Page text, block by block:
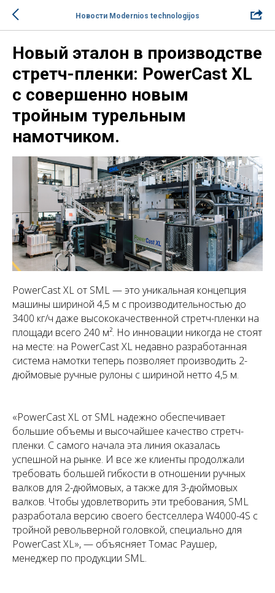
Новости Modernios technologijos
Новый эталон в производстве
стретч-пленки: PowerCast XL
с совершенно новым
тройным турельным
намотчиком.
PowerCast XL от SML — это уникальная концепция
машины шириной 4,5 м с производительностью до
3400 кг/ч даже высококачественной стретч-пленки на
площади всего 240 м². Но инновации никогда не стоят
на месте: на PowerCast XL недавно разработанная
система намотки теперь позволяет производить 2-
дюймовые ручные рулоны с шириной нетто 4,5 м.
«PowerCast XL от SML надежно обеспечивает
большие объемы и высочайшее качество стретч-
пленки. С самого начала эта линия оказалась
успешной на рынке. И все же клиенты продолжали
требовать большей гибкости в отношении ручных
валков для 2-дюймовых, а также для 3-дюймовых
валков. Чтобы удовлетворить эти требования, SML
разработала версию своего бестселлера W4000-4S с
тройной револьверной головкой, специально для
PowerCast XL», — объясняет Томас Раушер,
менеджер по продукции SML.